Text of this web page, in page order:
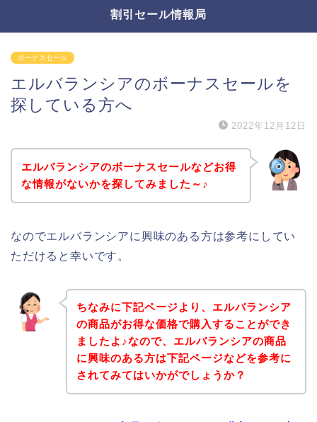
割引セール情報局
ボーナスセール
エルバランシアのボーナスセールを
探している方へ
2022年12月12日
エルバランシアのボーナスセールなどお得
な情報がないかを探してみました～♪
なのでエルバランシアに興味のある方は参考にしてい
ただけると幸いです。
ちなみに下記ページより、エルバランシア
の商品がお得な価格で購入することができ
ましたよ♪なので、エルバランシアの商品
に興味のある方は下記ページなどを参考に
されてみてはいかがでしょうか？